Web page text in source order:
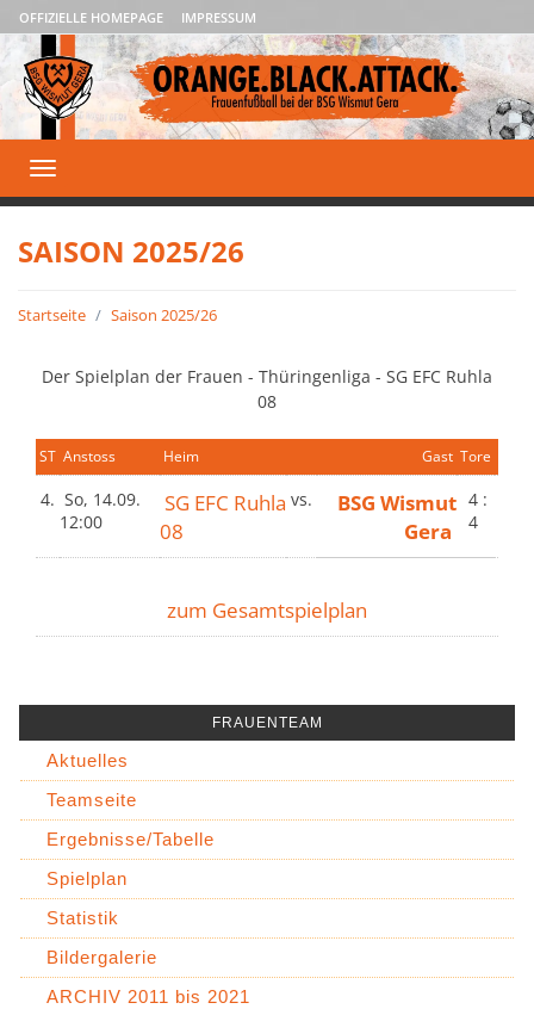
OFFIZIELLE HOMEPAGE IMPRESSUM
Toggle
navigation
SAISON 2025/26
Startseite Saison 2025/26
Der Spielplan der Frauen - Thüringenliga - SG EFC Ruhla
08
ST Anstoss Heim Gast Tore
4. So, 14.09.
12:00
SG EFC Ruhla
08
vs.
BSG Wismut
Gera
4 :
4
zum Gesamtspielplan
FRAUENTEAM
Aktuelles
Teamseite
Ergebnisse/Tabelle
Spielplan
Statistik
Bildergalerie
ARCHIV 2011 bis 2021